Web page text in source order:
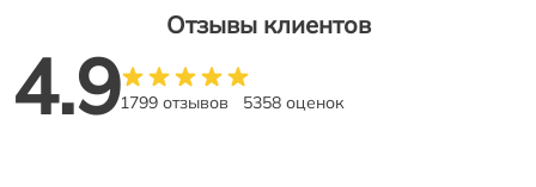
Отзывы клиентов
4.91799 отзывов 5358 оценок